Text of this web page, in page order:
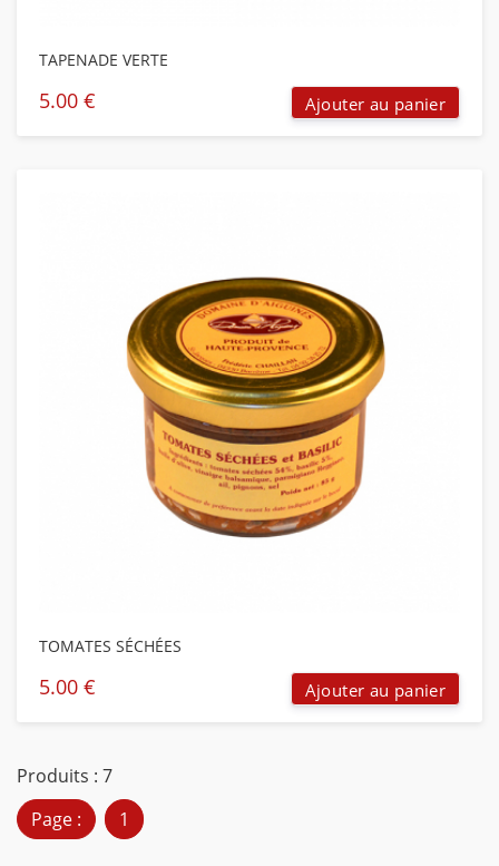
TAPENADE VERTE
5.00 € Ajouter au panier
TOMATES SÉCHÉES
5.00 € Ajouter au panier
Produits : 7
Page :
1